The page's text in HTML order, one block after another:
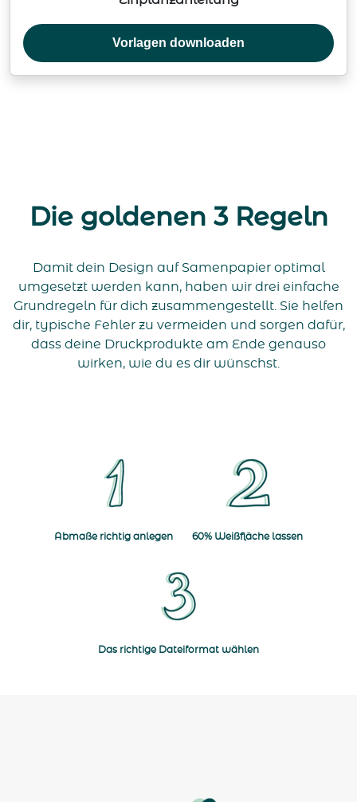
Vorlagen downloaden
Die goldenen 3 Regeln
Damit dein Design auf Samenpapier optimal
umgesetzt werden kann, haben wir drei einfache
Grundregeln für dich zusammengestellt. Sie helfen
dir, typische Fehler zu vermeiden und sorgen dafür,
dass deine Druckprodukte am Ende genauso
wirken, wie du es dir wünschst.
Abmaße richtig anlegen 60% Weißfläche lassen
Das richtige Dateiformat wählen